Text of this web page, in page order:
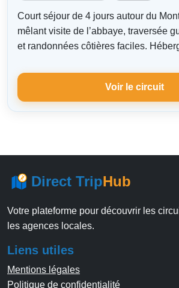
Court séjour de 4 jours autour du
mêlant visite de l’abbaye, traversée
et randonnées côtières faciles.
Voir le circuit
Direct TripHub
Votre plateforme pour découvrir les
les agences locales.
Liens utiles
Mentions légales
Politique de confidentialité